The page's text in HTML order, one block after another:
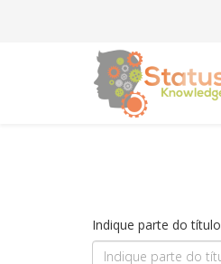
Indique parte do título